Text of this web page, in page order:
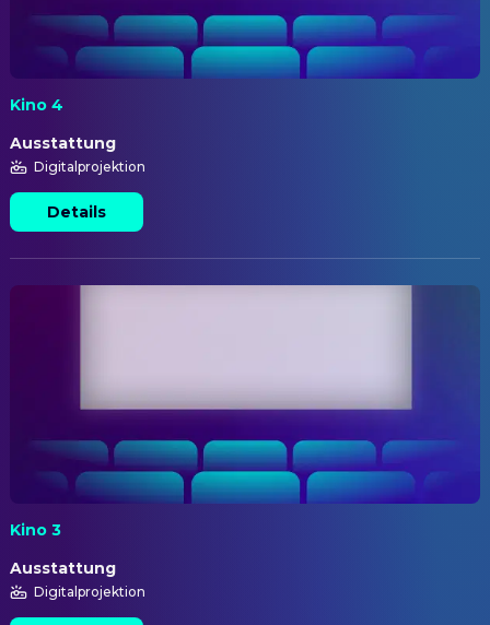
Kino 4
Ausstattung
Digitalprojektion
Details
Kino 3
Ausstattung
Digitalprojektion